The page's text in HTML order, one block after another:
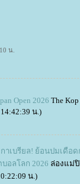
น.
Open 2026 The
น.)
าเบรียล! ย้อนปมเดือ
อลโลก 2026 ล่องแม่ปิ
น.)